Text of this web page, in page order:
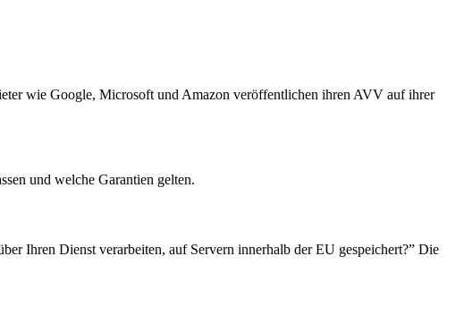
wie Google, Microsoft und Amazon veröffentlichen ihren AVV auf ihrer
und welche Garantien gelten.
Ihren Dienst verarbeiten, auf Servern innerhalb der EU gespeichert?” Die